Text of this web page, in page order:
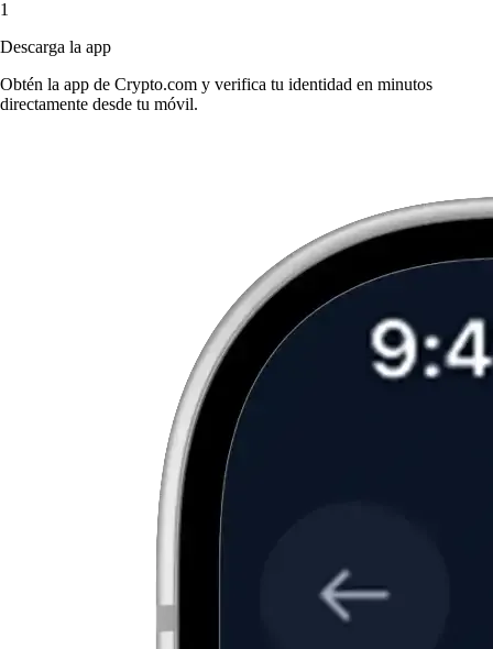
1
Descarga la app
Obtén la app de Crypto.com y verifica tu identidad en minutos
directamente desde tu móvil.